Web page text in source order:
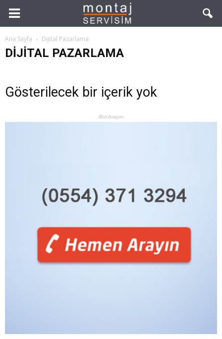
Ana Sayfa Dijital Pazarlama
DIJITAL PAZARLAMA
Gösterilecek bir içerik yok
-Bizi Arayın-